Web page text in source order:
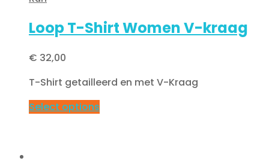
Loop T-Shirt Women V-kraag
€ 32,00
T-Shirt getailleerd en met V-Kraag
Select options